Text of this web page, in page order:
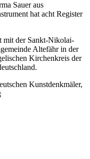
Sauer aus
hat acht Register
mit der Sankt-Nikolai-
Altefähr in der
Kirchenkreis der
Kunstdenkmäler,